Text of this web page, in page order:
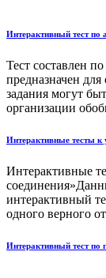
Интерактивный тест по
Тест составлен
предназначен
задания могут
организации
Интерактивные тесты к
Интерактивные
интерактивный
одного верного
Интерактивный тест по